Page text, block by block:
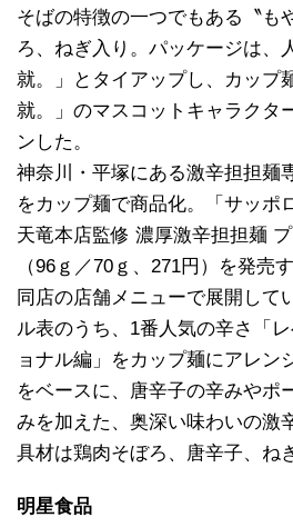
そばの特徴の一つでもある〝も
ろ、ねぎ入り。パッケージは、
就。」とタイアップし、カップ
就。」のマスコットキャラクタ
ンした。
神奈川・平塚にある激辛担担麺
をカップ麺で商品化。「サッ
天竜本店監修 濃厚激辛担担麺
（96ｇ／70ｇ、271円）を発売す
同店の店舗メニューで展開して
ル表のうち、1番人気の辛さ「
ョナル編」をカップ麺にアレン
をベースに、唐辛子の辛みやポ
みを加えた、奥深い味わいの激
具材は鶏肉そぼろ、唐辛子、ね
明星食品